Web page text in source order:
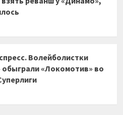
Волейболистки
«Локомотив» во